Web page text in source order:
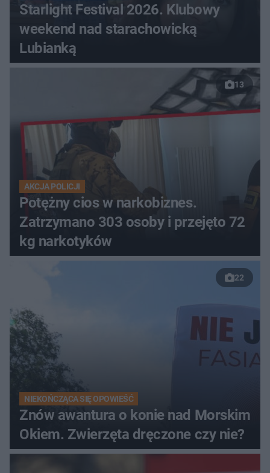
Starlight Festival 2026. Klubowy
weekend nad starachowicką
Lubianką
13
AKCJA POLICJI
Potężny cios w narkobiznes.
Zatrzymano 303 osoby i przejęto 72
kg narkotyków
22
NIEKOŃCZĄCA SIĘ OPOWIEŚĆ
Znów awantura o konie nad Morskim
Okiem. Zwierzęta dręczone czy nie?